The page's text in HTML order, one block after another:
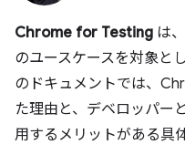
Chrome for Testing は
のユースケースを対象と
のドキュメントでは、
た理由と、デベロッパー
用するメリットがある具